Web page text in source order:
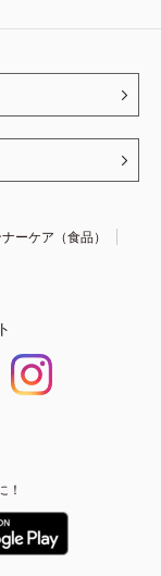
ーケア（食品）
！